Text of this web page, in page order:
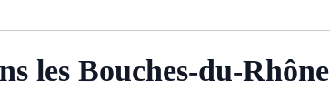
les Bouches-du-Rhône